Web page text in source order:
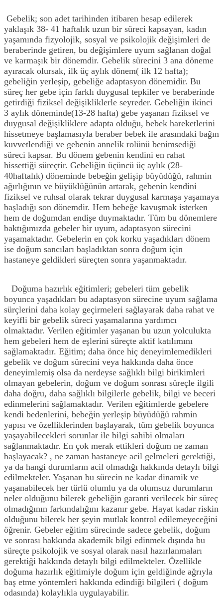
Gebelik; son adet tarihinden itibaren hesap edilerek
yaklaşık 38- 41 haftalık uzun bir süreci kapsayan, kadın
yaşamında fizyolojik, sosyal ve psikolojik değişimleri de
beraberinde getiren, bu değişimlere uyum sağlanan doğal
ve karmaşık bir dönemdir. Gebelik sürecini 3 ana döneme
ayıracak olursak, ilk üç aylık dönem( ilk 12 hafta);
gebeliğin yerleşip, gebeliğe adaptasyon dönemidir. Bu
süreç her gebe için farklı duygusal tepkiler ve beraberinde
getirdiği fiziksel değişikliklerle seyreder. Gebeliğin ikinci
3 aylık döneminde(13-28 hafta) gebe yaşanan fiziksel ve
duygusal değişikliklere adapta olduğu, bebek hareketlerini
hissetmeye başlamasıyla beraber bebek ile arasındaki bağın
kuvvetlendiği ve gebenin annelik rolünü benimsediği
süreci kapsar. Bu dönem gebenin kendini en rahat
hissettiği süreçtir. Gebeliğin üçüncü üç aylık (28-
40haftalık) döneminde bebeğin gelişip büyüdüğü, rahmin
ağırlığının ve büyüklüğünün artarak, gebenin kendini
fiziksel ve ruhsal olarak tekrar duygusal karmaşa yaşamaya
başladığı son dönemdir. Hem bebeğe kavuşmak isterken
hem de doğumdan endişe duymaktadır. Tüm bu dönemlere
baktığımızda gebeler bir uyum, adaptasyon sürecini
yaşamaktadır. Gebelerin en çok korku yaşadıkları dönem
ise doğum sancıları başladıktan sonra doğum için
hastaneye geldikleri süreçten sonra yaşanmaktadır.
Doğuma hazırlık eğitimleri; gebeleri tüm gebelik
boyunca yaşadıkları bu adaptasyon sürecine uyum sağlama
sürçlerini daha kolay geçirmeleri sağlayarak daha rahat ve
keyifli bir gebelik süreci yaşamalarına yardımcı
olmaktadır. Verilen eğitimler yaşanan bu uzun yolculukta
hem gebeleri hem de eşlerini süreçte aktif katılımını
sağlamaktadır. Eğitim; daha önce hiç deneyimlemedikleri
gebelik ve doğum sürecini veya hakkında daha önce
deneyimlemiş olsa da nerdeyse sağlıklı bilgi birikimleri
olmayan gebelerin, doğum ve doğum sonrası süreçle ilgili
daha doğru, daha sağlıklı bilgilerle gebelik, bilgi ve beceri
edinmelerini sağlamaktadır. Verilen eğitimlerde gebelere
kendi bedenlerini, bebeğin yerleşip büyüdüğü rahmin
yapısı ve özelliklerinden başlayarak, tüm gebelik boyunca
yaşayabilecekleri sorunlar ile bilgi sahibi olmaları
sağlanmaktadır. En çok merak ettikleri doğum ne zaman
başlayacak? , ne zaman hastaneye acil gelmeleri gerektiği,
ya da hangi durumların acil olmadığı hakkında detaylı bilgi
edilmekteler. Yaşanan bu sürecin ne kadar dinamik ve
yaşanabilecek her türlü olumlu ya da olumsuz durumların
neler olduğunu bilerek gebeliğin garanti verilecek bir süreç
olmadığının farkındalığını kazanır gebe. Hayat kadar riskin
olduğunu bilerek her şeyin mutlak kontrol edilemeyeceğini
öğrenir. Gebeler eğitim sürecinde sadece gebelik, doğum
ve sonrası hakkında akademik bilgi edinmek dışında bu
süreçte psikolojik ve sosyal olarak nasıl hazırlanmaları
gerektiği hakkında detaylı bilgi edilmekteler. Özellikle
doğuma hazırlık eğitimiyle doğum için geldiğinde ağrıyla
baş etme yöntemleri hakkında edindiği bilgileri ( doğum
odasında) kolaylıkla uygulayabilir.